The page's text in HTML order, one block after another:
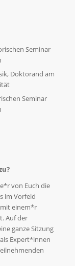
Seminar
Doktorand am
Seminar
von Euch die
im Vorfeld
einem*r
Auf der
ganze Sitzung
Expert*innen